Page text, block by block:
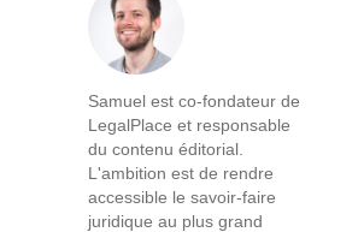
Samuel est co-fondateur de
LegalPlace et responsable
du contenu éditorial.
L'ambition est de rendre
accessible le savoir-faire
juridique au plus grand